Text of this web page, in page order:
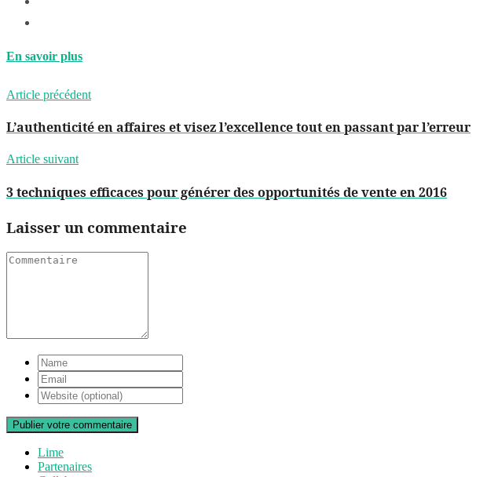
En savoir plus
Article précédent
L’authenticité en affaires et visez l’excellence tout en passant par l’erreur
Article suivant
3 techniques efficaces pour générer des opportunités de vente en 2016
Laisser un commentaire
Publier votre commentaire
Lime
Partenaires